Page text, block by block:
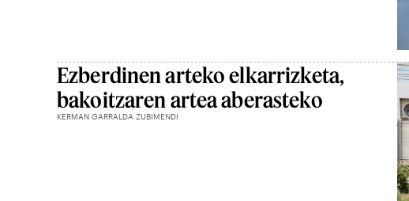
Ezberdinen arteko elkarrizketa,
bakoitzaren artea aberasteko
KERMAN GARRALDA ZUBIMENDI